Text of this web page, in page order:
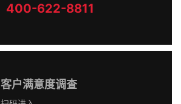
400-622-8811
客户满意度调查